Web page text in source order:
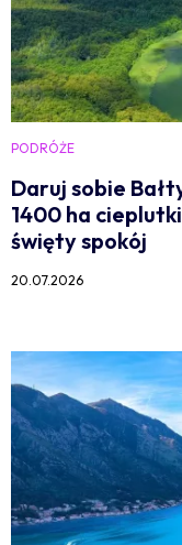
PODRÓŻE
Daruj sobie
1400 ha
święty spokój
20.07.2026